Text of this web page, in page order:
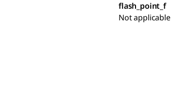
flash_point_f
Not applicable